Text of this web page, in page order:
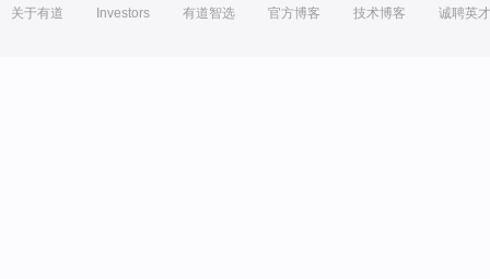
关于有道 Investors 有道智选 官方博客 技术博客 诚聘英才